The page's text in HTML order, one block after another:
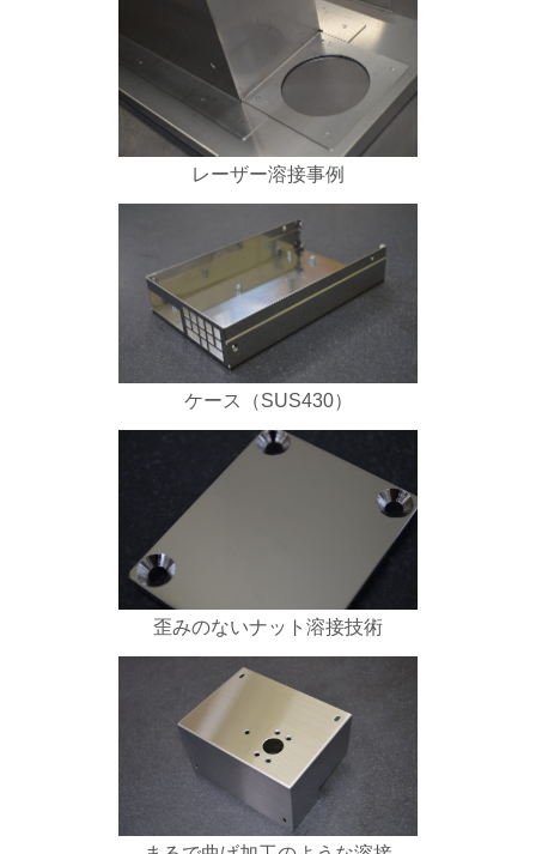
レーザー溶接事例
ケース（SUS430）
歪みのないナット溶接技術